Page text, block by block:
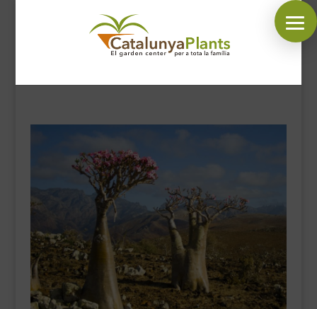
SÍGUENOS EN:
COMPLEMENTOS JARDÍN
MASCOTAS
DECORACIÓN
HORARIO GARDEN
CONTACTAR